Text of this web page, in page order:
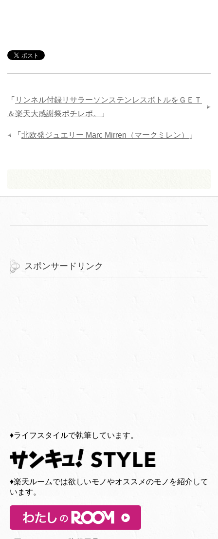
「 リンネル付録リサラーソンステンレスボトルをＧＥＴ
＆楽天大感謝祭ポチレポ。
」
「 北欧発ジュエリー Marc Mirren（マークミレン） 」
スポンサードリンク
♦︎ライフスタイルで執筆しています。
♦︎楽天ルームでは欲しいモノやオススメのモノを紹介して
います。